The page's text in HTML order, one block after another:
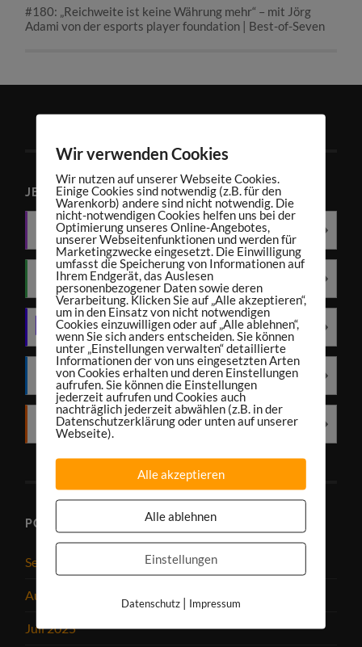
#180: „Reichweite ist keine Währung mehr“ – mit Jörg
Adami von der esports player foundation | Best-of-Seven
JETZT PODCAST ABONNIEREN
Apple Podcasts
Spotify
Amazon Music
Deezer
RSS
PODCAST-ARCHIV
September 2025
August 2025
Juli 2025
Wir verwenden Cookies
Wir nutzen auf unserer Webseite Cookies.
Einige Cookies sind notwendig (z.B. für den
Warenkorb) andere sind nicht notwendig. Die
nicht-notwendigen Cookies helfen uns bei der
Optimierung unseres Online-Angebotes,
unserer Webseitenfunktionen und werden für
Marketingzwecke eingesetzt. Die Einwilligung
umfasst die Speicherung von Informationen auf
Ihrem Endgerät, das Auslesen
personenbezogener Daten sowie deren
Verarbeitung. Klicken Sie auf „Alle akzeptieren“,
um in den Einsatz von nicht notwendigen
Cookies einzuwilligen oder auf „Alle ablehnen“,
wenn Sie sich anders entscheiden. Sie können
unter „Einstellungen verwalten“ detaillierte
Informationen der von uns eingesetzten Arten
von Cookies erhalten und deren Einstellungen
aufrufen. Sie können die Einstellungen
jederzeit aufrufen und Cookies auch
nachträglich jederzeit abwählen (z.B. in der
Datenschutzerklärung oder unten auf unserer
Webseite).
Alle akzeptieren
Alle ablehnen
Einstellungen
Datenschutz| Impressum